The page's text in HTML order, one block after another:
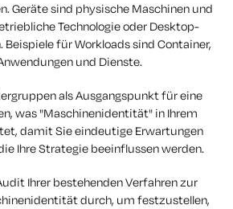
Geräte sind physische Maschinen und
Technologie oder Desktop-
für Workloads sind Container,
und Dienste.
als Ausgangspunkt für eine
was "Maschinenidentität" in Ihrem
damit Sie eindeutige Erwartungen
Ihre Strategie beeinflussen werden.
Ihrer bestehenden Verfahren zur
durch, um festzustellen,